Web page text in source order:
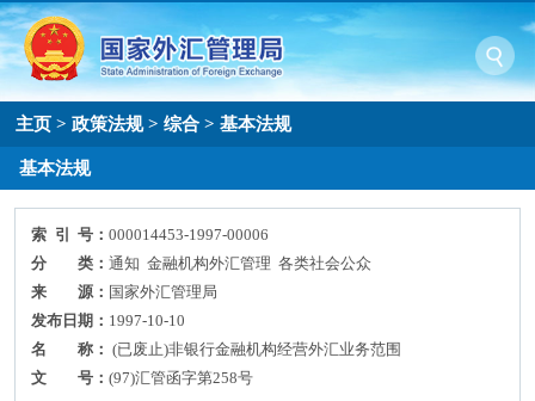
主页 >政策法规>综合 >基本法规
基本法规
索 引 号：000014453-1997-00006
分 类：通知 金融机构外汇管理 各类社会公众
来 源： 国家外汇管理局
发布日期： 1997-10-10
名 称： (已废止)非银行金融机构经营外汇业务范围
文 号：(97)汇管函字第258号